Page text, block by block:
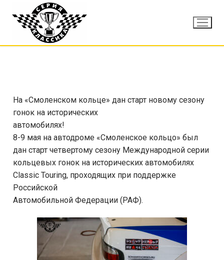
На «Смоленском кольце» дан старт новому сезону
гонок на исторических
автомобилях!
8-9 мая на автодроме «Смоленское кольцо» был
дан старт четвертому сезону Международной серии
кольцевых гонок на исторических автомобилях
Classic Touring, проходящих при поддержке
Российской
Автомобильной Федерации (РАФ).